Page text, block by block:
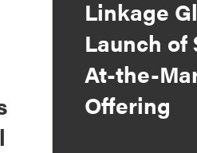
Linkage
Launch of
At-the-
Offering